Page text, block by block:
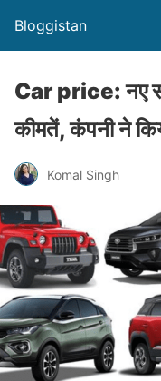
Bloggistan
Car price: नए
कीमतें, कंपनी ने
Komal Singh